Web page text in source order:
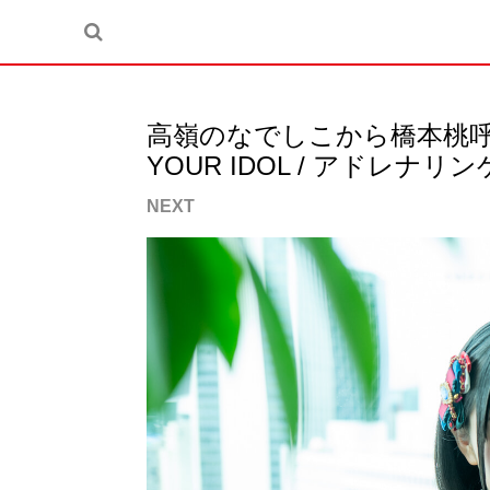
高嶺のなでしこから橋本桃
YOUR IDOL / アドレナリン
NEXT